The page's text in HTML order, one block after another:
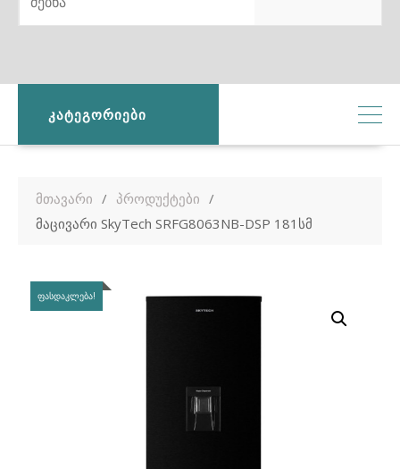
ᲙᲐᲢᲔᲒᲝᲠᲘᲔᲑᲘ
მთავარი
პროდუქტები
მაცივარი SkyTech SRFG8063NB-DSP 181სმ
ᲤᲐᲡᲓᲐᲙᲚᲔᲑᲐ!